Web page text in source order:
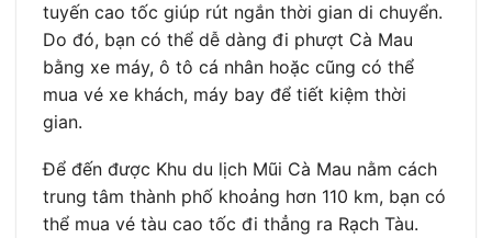
tuyến cao tốc giúp rút ngắn thời gian di chuyển.
Do đó, bạn có thể dễ dàng đi phượt Cà Mau
bằng xe máy, ô tô cá nhân hoặc cũng có thể
mua vé xe khách, máy bay để tiết kiệm thời
gian.
Để đến được Khu du lịch Mũi Cà Mau nằm cách
trung tâm thành phố khoảng hơn 110 km, bạn có
thể mua vé tàu cao tốc đi thẳng ra Rạch Tàu.